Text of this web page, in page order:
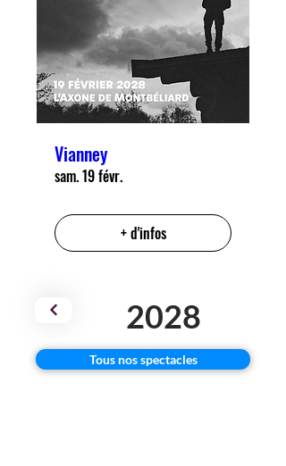
Vianney
sam. 19 févr.
+ d'infos
2028
Tous nos spectacles